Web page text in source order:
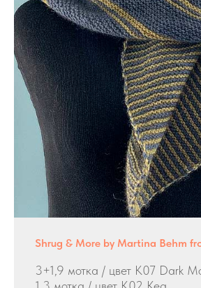
Shrug & More by Martina Behm
3+1,9 мотка / цвет K07 Dark